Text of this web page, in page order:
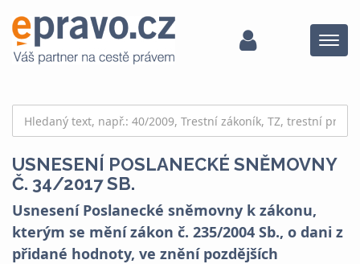
Menu
USNESENÍ POSLANECKÉ SNĚMOVNY
Č. 34/2017 SB.
Usnesení Poslanecké sněmovny k zákonu,
kterým se mění zákon č. 235/2004 Sb., o dani z
přidané hodnoty, ve znění pozdějších